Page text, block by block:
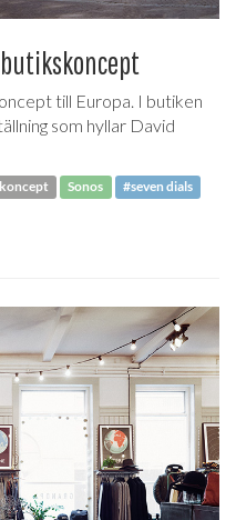
till Europa. I butiken
som hyllar David
Sonos #seven dials